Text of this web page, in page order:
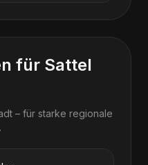
für Sattel
– für starke regionale